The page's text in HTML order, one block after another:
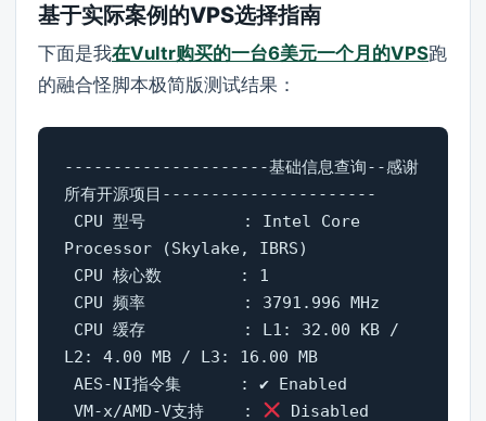
基于实际案例的VPS选择指南
下面是我在Vultr购买的一台6美元一个月的VPS跑
的融合怪脚本极简版测试结果：
---------------------基础信息查询--感谢
所有开源项目----------------------
Processor (Skylake, IBRS)
L2: 4.00 MB / L3: 16.00 MB
VM-x/AMD-V支持    :
Disabled